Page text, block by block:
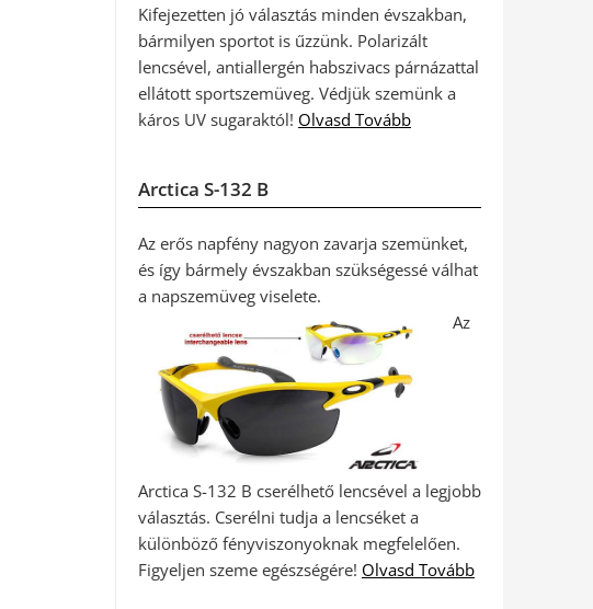
Kifejezetten jó választás minden évszakban,
bármilyen sportot is űzzünk. Polarizált
lencsével, antiallergén habszivacs párnázattal
ellátott sportszemüveg. Védjük szemünk a
káros UV sugaraktól! Olvasd Tovább
Arctica S-132 B
Az erős napfény nagyon zavarja szemünket,
és így bármely évszakban szükségessé válhat
a napszemüveg viselete.
Az
Arctica S-132 B cserélhető lencsével a legjobb
választás. Cserélni tudja a lencséket a
különböző fényviszonyoknak megfelelően.
Figyeljen szeme egészségére! Olvasd Tovább